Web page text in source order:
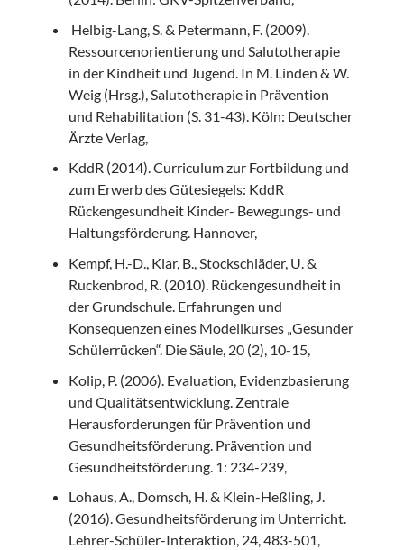
Helbig-Lang, S. & Petermann, F. (2009).
Ressourcenorientierung und Salutotherapie
in der Kindheit und Jugend. In M. Linden & W.
Weig (Hrsg.), Salutotherapie in Prävention
und Rehabilitation (S. 31-43). Köln: Deutscher
Ärzte Verlag,
KddR (2014). Curriculum zur Fortbildung und
zum Erwerb des Gütesiegels: KddR
Rückengesundheit Kinder- Bewegungs- und
Haltungsförderung. Hannover,
Kempf, H.-D., Klar, B., Stockschläder, U. &
Ruckenbrod, R. (2010). Rückengesundheit in
der Grundschule. Erfahrungen und
Konsequenzen eines Modellkurses „Gesunder
Schülerrücken“. Die Säule, 20 (2), 10-15,
Kolip, P. (2006). Evaluation, Evidenzbasierung
und Qualitätsentwicklung. Zentrale
Herausforderungen für Prävention und
Gesundheitsförderung. Prävention und
Gesundheitsförderung. 1: 234-239,
Lohaus, A., Domsch, H. & Klein-Heßling, J.
(2016). Gesundheitsförderung im Unterricht.
Lehrer-Schüler-Interaktion, 24, 483-501,